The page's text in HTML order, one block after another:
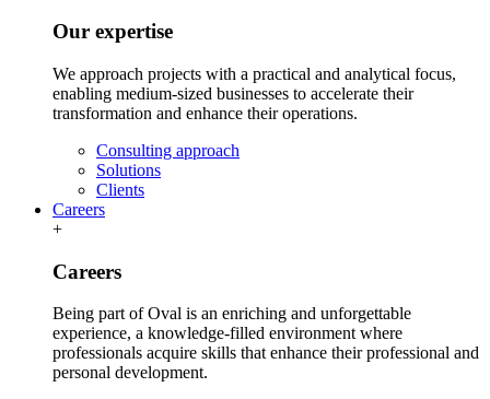
Our expertise
We approach projects with a practical and analytical focus,
enabling medium-sized businesses to accelerate their
transformation and enhance their operations.
Consulting approach
Solutions
Clients
Careers
+
Careers
Being part of Oval is an enriching and unforgettable
experience, a knowledge-filled environment where
professionals acquire skills that enhance their professional and
personal development.